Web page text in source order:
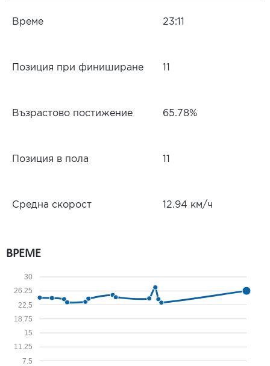
Време 23:11
Позиция при финиширане
Възрастово постижение 65.78%
Позиция в пола
Средна скорост 12.94 км/ч
ВРЕМЕ
7.5
11.25
15
18.75
22.5
26.25
30